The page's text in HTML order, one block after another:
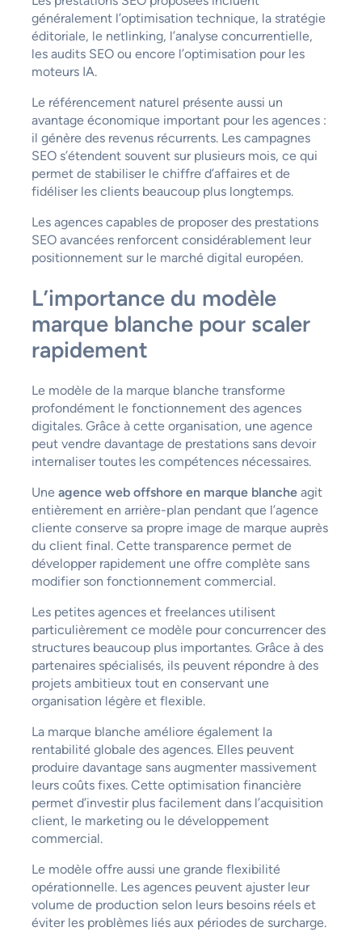
généralement l’optimisation technique, la stratégie
éditoriale, le netlinking, l’analyse concurrentielle,
les audits SEO ou encore l’optimisation pour les
moteurs IA.
Le référencement naturel présente aussi un
avantage économique important pour les agences :
il génère des revenus récurrents. Les campagnes
SEO s’étendent souvent sur plusieurs mois, ce qui
permet de stabiliser le chiffre d’affaires et de
fidéliser les clients beaucoup plus longtemps.
Les agences capables de proposer des prestations
SEO avancées renforcent considérablement leur
positionnement sur le marché digital européen.
L’importance du modèle
marque blanche pour scaler
rapidement
Le modèle de la marque blanche transforme
profondément le fonctionnement des agences
digitales. Grâce à cette organisation, une agence
peut vendre davantage de prestations sans devoir
internaliser toutes les compétences nécessaires.
Une agence web offshore en marque blancheagit
entièrement en arrière-plan pendant que l’agence
cliente conserve sa propre image de marque auprès
du client final. Cette transparence permet de
développer rapidement une offre complète sans
modifier son fonctionnement commercial.
Les petites agences et freelances utilisent
particulièrement ce modèle pour concurrencer des
structures beaucoup plus importantes. Grâce à des
partenaires spécialisés, ils peuvent répondre à des
projets ambitieux tout en conservant une
organisation légère et flexible.
La marque blanche améliore également la
rentabilité globale des agences. Elles peuvent
produire davantage sans augmenter massivement
leurs coûts fixes. Cette optimisation financière
permet d’investir plus facilement dans l’acquisition
client, le marketing ou le développement
commercial.
Le modèle offre aussi une grande flexibilité
opérationnelle. Les agences peuvent ajuster leur
volume de production selon leurs besoins réels et
éviter les problèmes liés aux périodes de surcharge.